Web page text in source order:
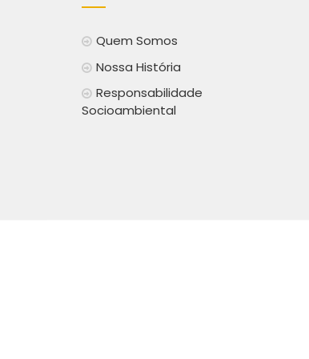
Quem Somos
Nossa História
Responsabilidade
Socioambiental